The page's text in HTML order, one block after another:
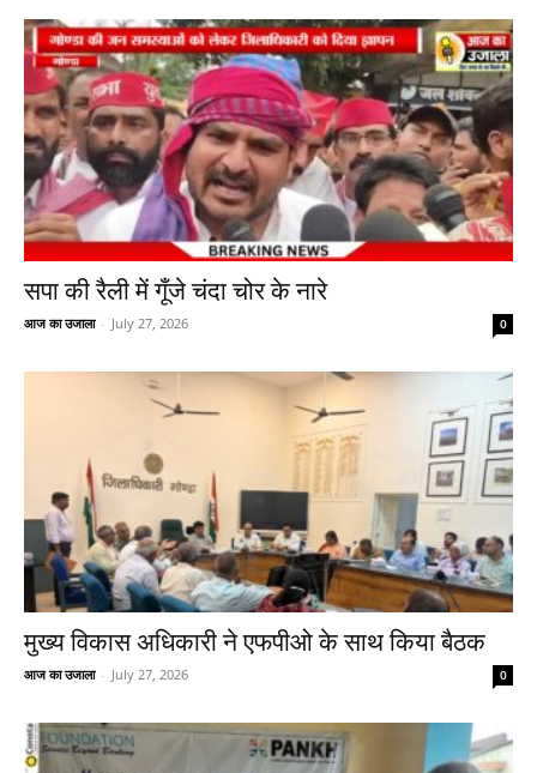
सपा की रैली में गूँजे चंदा चोर के नारे
आज का उजाला - July 27, 2026 0
मुख्य विकास अधिकारी ने एफपीओ के साथ किया बैठक
आज का उजाला - July 27, 2026 0